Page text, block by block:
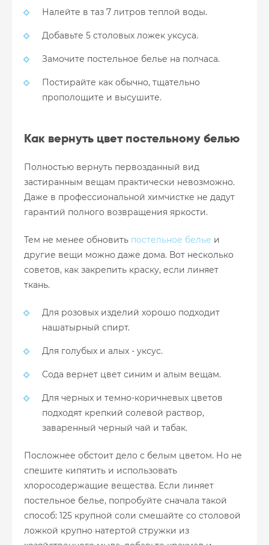
Налейте в таз 7 литров теплой воды.
Добавьте 5 столовых ложек уксуса.
Замочите постельное белье на полчаса.
Постирайте как обычно, тщательно
прополощите и высушите.
Как вернуть цвет постельному белью
Полностью вернуть первозданный вид
застиранным вещам практически невозможно.
Даже в профессиональной химчистке не дадут
гарантий полного возвращения яркости.
Тем не менее обновить постельное белье и
другие вещи можно даже дома. Вот несколько
советов, как закрепить краску, если линяет
ткань.
Для розовых изделий хорошо подходит
нашатырный спирт.
Для голубых и алых - уксус.
Сода вернет цвет синим и алым вещам.
Для черных и темно-коричневых цветов
подходят крепкий солевой раствор,
заваренный черный чай и табак.
Посложнее обстоит дело с белым цветом. Но не
спешите кипятить и использовать
хлоросодержащие вещества. Если линяет
постельное белье, попробуйте сначала такой
способ: 125 крупной соли смешайте со столовой
ложкой крупно натертой стружки из